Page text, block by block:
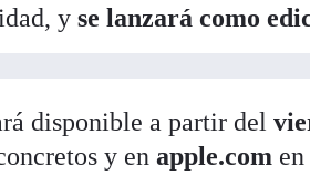
yse lanzará como
disponible a partir del
y enapple.com